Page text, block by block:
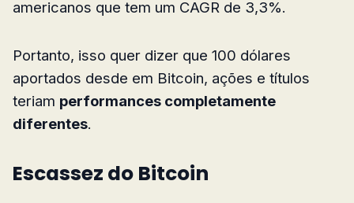
americanos que tem um CAGR de 3,3%.
Portanto, isso quer dizer que 100 dólares
aportados desde em Bitcoin, ações e títulos
teriam performances completamente
diferentes.
Escassez do Bitcoin